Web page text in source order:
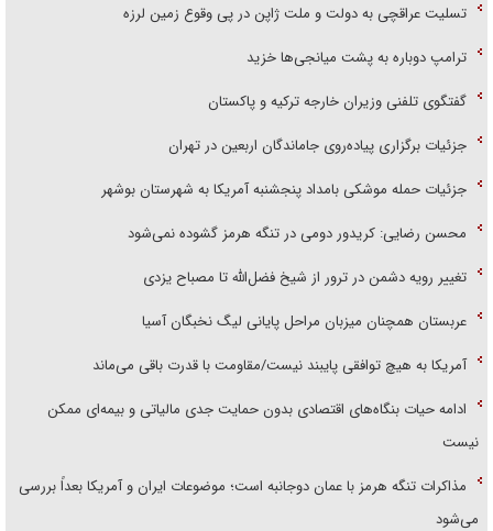
تسلیت عراقچی به دولت و ملت ژاپن در پی وقوع زمین لرزه
ترامپ دوباره به پشت میانجی‌ها خزید
گفتگوی تلفنی وزیران خارجه ترکیه و پاکستان
جزئیات برگزاری پیاده‌روی جاماندگان اربعین در تهران
جزئیات حمله موشکی بامداد پنجشنبه آمریکا به شهرستان بوشهر
محسن رضایی: کریدور دومی در تنگه هرمز گشوده نمی‌شود
تغییر رویه دشمن در ترور از شیخ فضل‌الله تا مصباح یزدی
عربستان همچنان میزبان مراحل پایانی لیگ نخبگان آسیا
آمریکا به هیچ توافقی پایبند نیست/مقاومت با قدرت باقی می‌ماند
ادامه حیات بنگاه‌های اقتصادی بدون حمایت جدی مالیاتی و بیمه‌ای ممکن
نیست
مذاکرات تنگه هرمز با عمان دوجانبه است؛ موضوعات ایران و آمریکا بعداً بررسی
می‌شود